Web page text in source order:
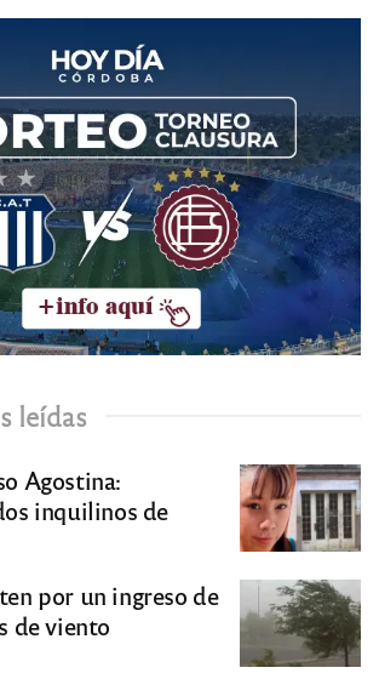
leídas
Agostina:
inquilinos de
por un ingreso de
de viento